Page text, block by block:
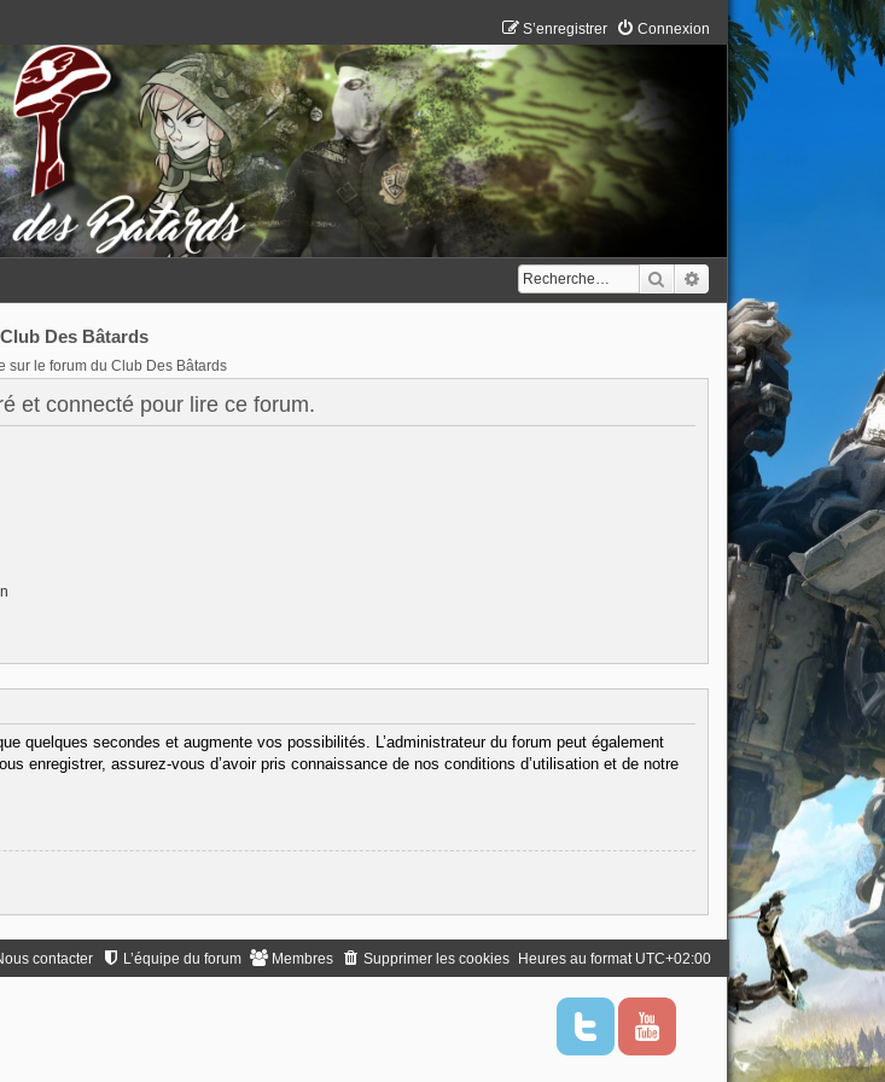
Connexion
S’enregistrer
Rechercher
Club Des Bâtards
sur le forum du Club Des Bâtards
et connecté pour lire ce forum.
quelques secondes et augmente vos possibilités. L’administrateur du forum peut également
enregistrer, assurez-vous d’avoir pris connaissance de nos conditions d’utilisation et de notre
Heures au format UTC+02:00
Supprimer les cookies
Membres
L’équipe du forum
contacter
T
i
Y
u